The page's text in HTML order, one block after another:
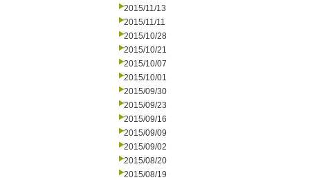
2015/11/13
2015/11/11
2015/10/28
2015/10/21
2015/10/07
2015/10/01
2015/09/30
2015/09/23
2015/09/16
2015/09/09
2015/09/02
2015/08/20
2015/08/19